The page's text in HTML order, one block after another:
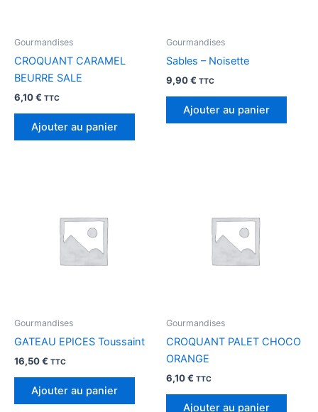
Gourmandises
CROQUANT CARAMEL
BEURRE SALE
6,10€ TTC
Ajouter au panier
Gourmandises
Sables – Noisette
9,90€ TTC
Ajouter au panier
Gourmandises
GATEAU EPICES Toussaint
16,50€ TTC
Ajouter au panier
Gourmandises
CROQUANT PALET CHOCO
ORANGE
6,10€ TTC
Ajouter au panier